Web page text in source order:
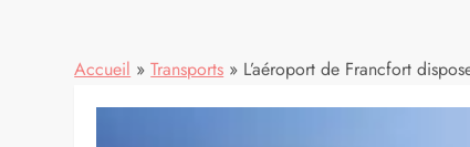
Accueil »Transports » L’aéroport de Francfort